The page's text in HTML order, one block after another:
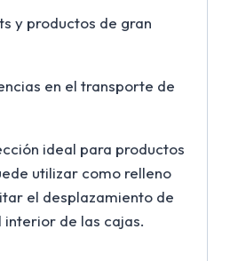
y productos de gran
en el transporte de
ideal para productos
utilizar como relleno
el desplazamiento de
interior de las cajas.